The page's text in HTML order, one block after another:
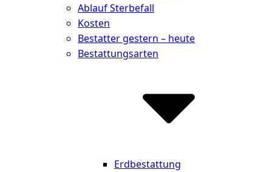
Ablauf Sterbefall
Kosten
Bestatter gestern – heute
Bestattungsarten
Erdbestattung